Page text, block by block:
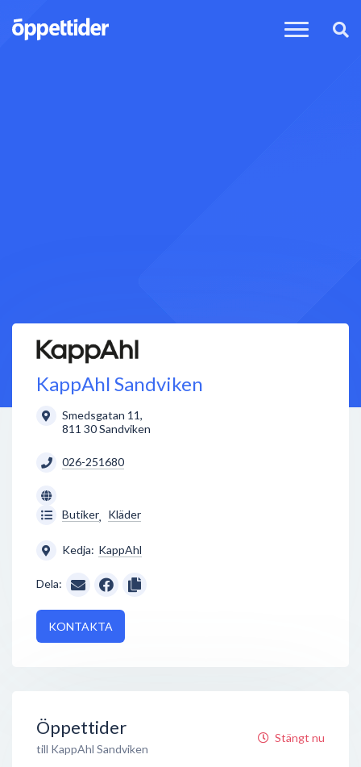
KappAhl Sandviken
Smedsgatan 11,
811 30Sandviken
026-251680
Butiker, Kläder
Kedja: KappAhl
Dela:
KONTAKTA
Öppettider
till KappAhl Sandviken
Stängt nu